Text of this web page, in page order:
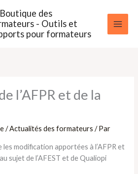
des
- Outils et
pour formateurs
l’AFPR et de la
/Actualités des formateurs / Par
modification apportées à l’AFPR et
sujet de l’AFEST et de Qualiopi